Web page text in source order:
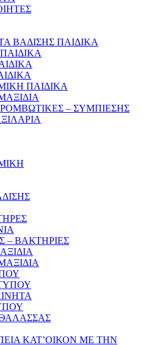
ΒΑΔΙΣΗΣ ΠΑΙΔΙΚΑ
ΠΑΙΔΙΚΑ
– ΣΥΜΠΙΕΣΗΣ
– ΒΑΚΤΗΡΙΕΣ
ΚΑΤ’ΟΙΚΟΝ ΜΕ ΤΗΝ